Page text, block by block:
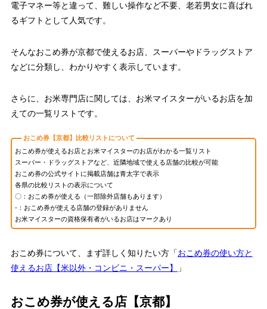
電子マネー等と違って、難しい操作など不要、老若男女に喜ばれ
るギフトとして人気です。
そんなおこめ券が京都で使えるお店、スーパーやドラッグストア
などに分類し、わかりやすく表示しています。
さらに、お米専門店に関しては、お米マイスターがいるお店を加
えての一覧リストです。
おこめ券【京都】比較リストについて
おこめ券が使えるお店とお米マイスターのお店がわかる一覧リスト
スーパー・ドラッグストアなど、近隣地域で使える店舗の比較が可能
おこめ券の公式サイトに掲載店舗は青太字で表示
各県の比較リストの表示について
〇：おこめ券が使える（一部除外店舗もあります）
-：おこめ券が使える店舗の登録がありません
お米マイスターの資格保有者がいるお店はマークあり
おこめ券について、まず詳しく知りたい方「おこめ券の使い方と
使えるお店【米以外・コンビニ・スーパー】
」
おこめ券が使える店【京都】